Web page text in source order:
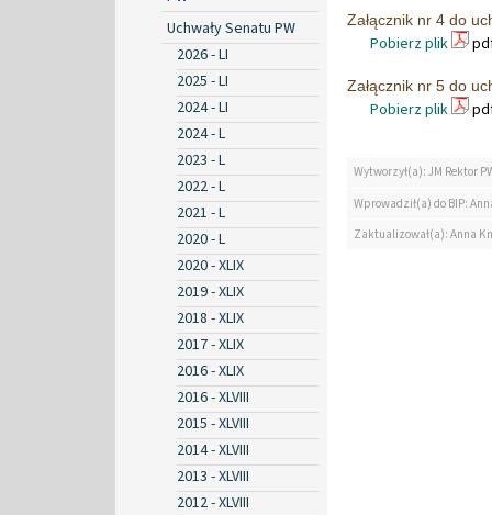
Uchwały Senatu PW
2026 - LI
2025 - LI
2024 - LI
2024 - L
2023 - L
2022 - L
2021 - L
2020 - L
2020 - XLIX
2019 - XLIX
2018 - XLIX
2017 - XLIX
2016 - XLIX
2016 - XLVIII
2015 - XLVIII
2014 - XLVIII
2013 - XLVIII
2012 - XLVIII
Załącznik nr 4 do
Pobierz plik
Załącznik nr 5 do
Pobierz plik
Wytworzył(a): JM Rektor
Wprowadził(a) do BIP:
Zaktualizował(a): Anna